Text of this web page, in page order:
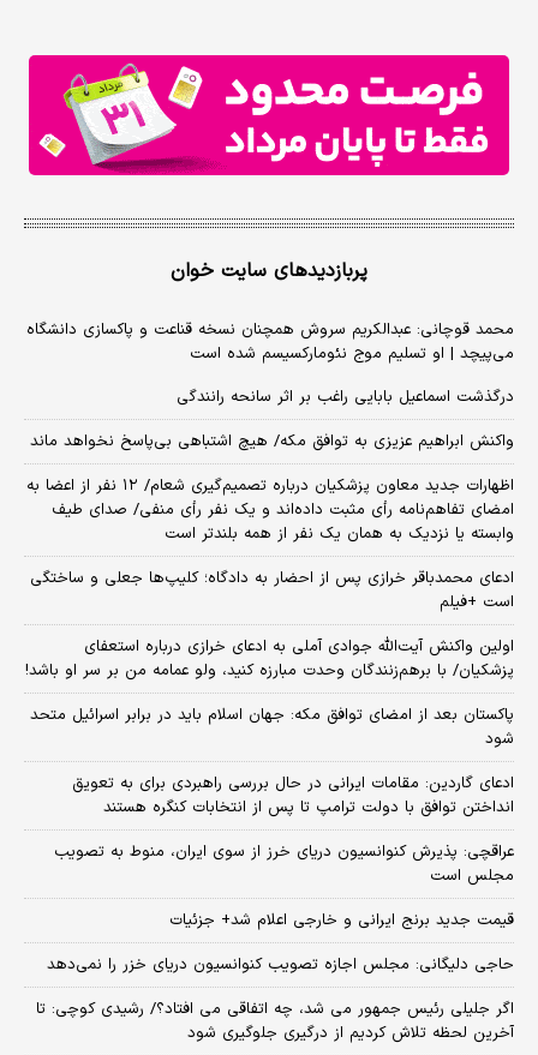
پربازدیدهای سایت خوان
محمد قوچانی: عبدالکریم سروش همچنان نسخه قناعت و پاکسازی دانشگاه
می‌پیچد | او تسلیم موج نئومارکسیسم شده است
درگذشت اسماعیل بابایی راغب بر اثر سانحه رانندگی
واکنش ابراهیم عزیزی به توافق مکه/ هیچ اشتباهی بی‌پاسخ نخواهد ماند
اظهارات جدید معاون پزشکیان درباره تصمیم‌گیری شعام/ ۱۲ نفر از اعضا به
امضای تفاهم‌نامه رأی مثبت داده‌اند و یک نفر رأی منفی/ صدای طیف
وابسته یا نزدیک به همان یک نفر از همه بلندتر است
ادعای محمدباقر خرازی پس از احضار به دادگاه؛ کلیپ‌ها جعلی و ساختگی
است +فیلم
اولین واکنش آیت‌الله جوادی آملی به ادعای خرازی درباره استعفای
پزشکیان/ با برهم‌زنندگان وحدت مبارزه کنید، ولو عمامه من بر سر او باشد!
پاکستان بعد از امضای توافق مکه: جهان اسلام باید در برابر اسرائیل متحد
شود
ادعای گاردین: مقامات ایرانی در حال بررسی راهبردی برای به تعویق
انداختن توافق با دولت ترامپ تا پس از انتخابات کنگره هستند
عراقچی: پذیرش کنوانسیون دریای خرز از سوی ایران، منوط به تصویب
مجلس است
قیمت جدید برنج ایرانی و خارجی اعلام شد+ جزئیات
حاجی دلیگانی: مجلس اجازه تصویب کنوانسیون دریای خزر را نمی‌دهد
اگر جلیلی رئیس جمهور می شد، چه اتفاقی می افتاد؟/ رشیدی کوچی: تا
آخرین لحظه تلاش کردیم از درگیری جلوگیری شود